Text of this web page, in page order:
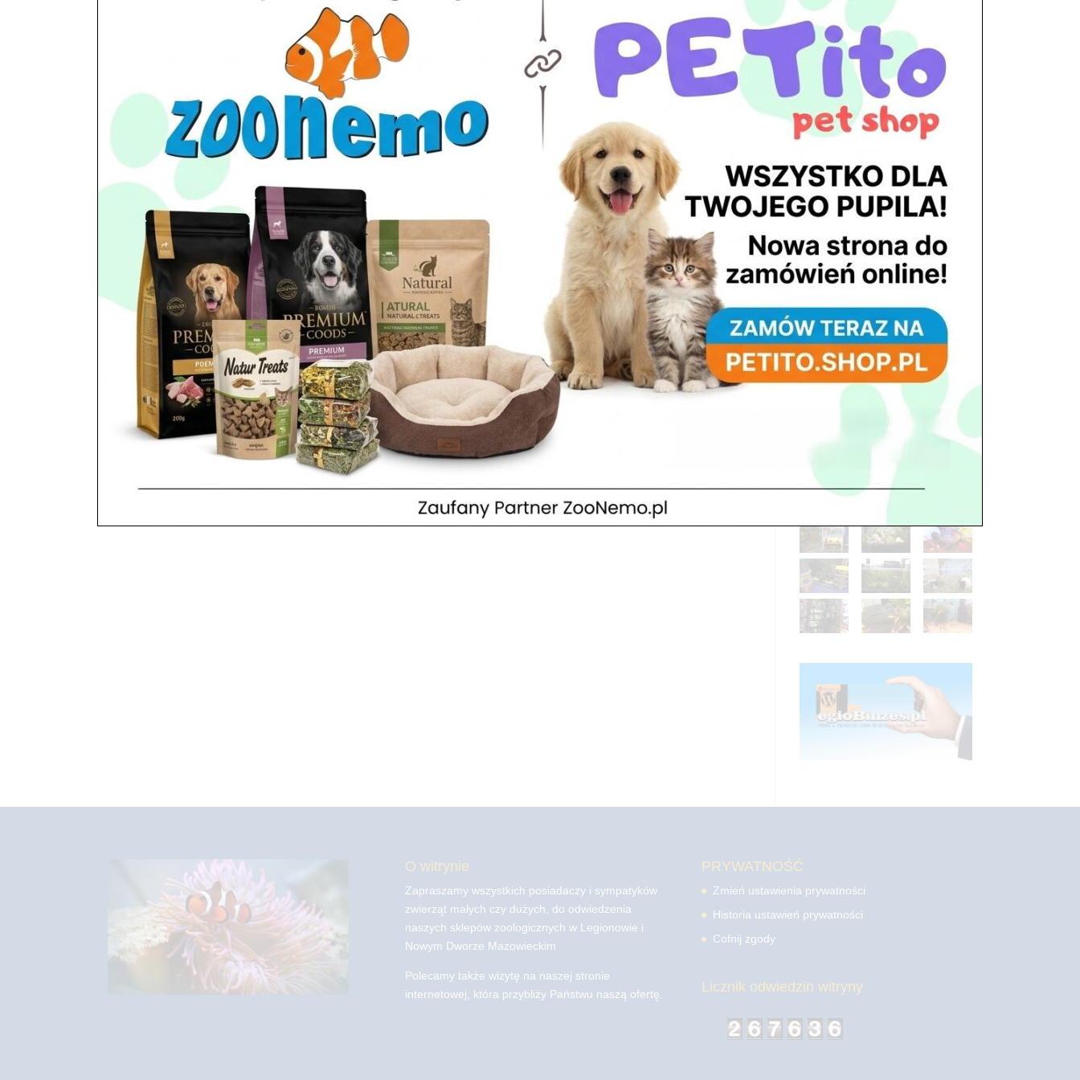
tel. 503 900 215
Godziny pracy
pon. – piąt. 10.00 – 19.00
sob. 8.00 – 15.00
niedz. zamknięte
O witrynie
Zapraszamy wszystkich posiadaczy i sympatyków
zwierząt małych czy dużych, do odwiedzenia
naszych sklepów zoologicznych w Legionowie i
Nowym Dworze Mazowieckim
Polecamy także wizytę na naszej stronie
internetowej, która przybliży Państwu naszą ofertę.
PRYWATNOŚĆ
Zmień ustawienia prywatności
Historia ustawień prywatności
Cofnij zgody
Licznik odwiedzin witryny